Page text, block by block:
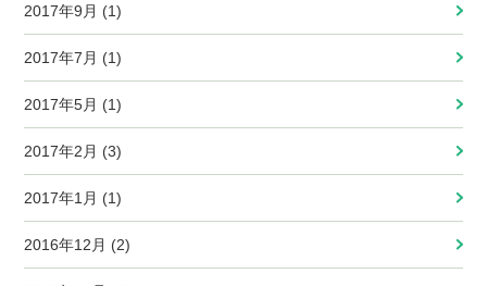
2017年9月 (1)
2017年7月 (1)
2017年5月 (1)
2017年2月 (3)
2017年1月 (1)
2016年12月 (2)